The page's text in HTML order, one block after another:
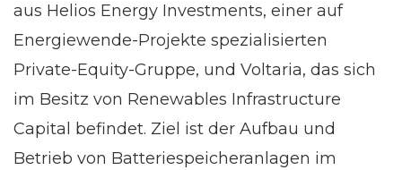
aus Helios Energy Investments, einer auf
Energiewende-Projekte spezialisierten
Private-Equity-Gruppe, und Voltaria, das sich
im Besitz von Renewables Infrastructure
Capital befindet. Ziel ist der Aufbau und
Betrieb von Batteriespeicheranlagen im